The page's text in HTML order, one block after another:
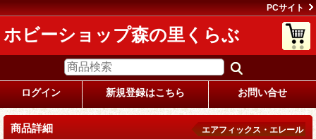
PCサイト
ホビーショップ森の里くらぶ
ログイン 新規登録はこちら お問い合せ
商品詳細 エアフィックス・エレール